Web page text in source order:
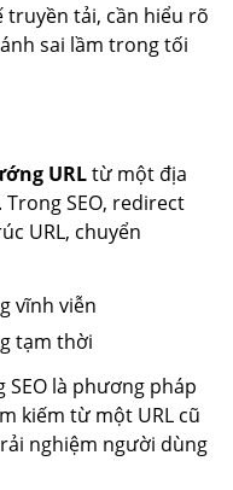
truyền tải, cần hiểu rõ
sai lầm trong tối
URLtừ một địa
SEO, redirect
URL, chuyển
vĩnh viễn
tạm thời
là phương pháp
kiếm từ một URL cũ
nghiệm người dùng